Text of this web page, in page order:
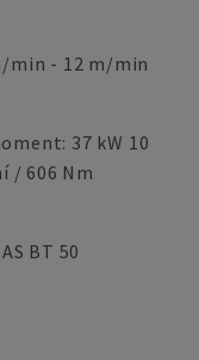
min - 12 m/min
37 kW 10
/ 606 Nm
BT 50